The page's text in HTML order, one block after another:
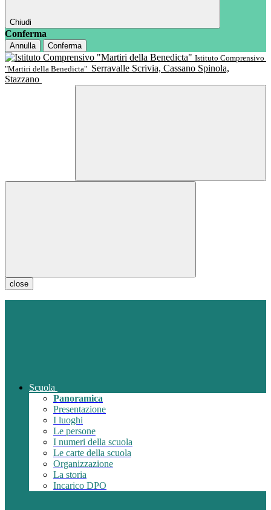
Chiudi
Conferma
Annulla
Conferma
Istituto Comprensivo
"Martiri della Benedicta" Serravalle Scrivia, Cassano Spinola,
Stazzano
close
Scuola
Panoramica
Presentazione
I luoghi
Le persone
I numeri della scuola
Le carte della scuola
Organizzazione
La storia
Incarico DPO